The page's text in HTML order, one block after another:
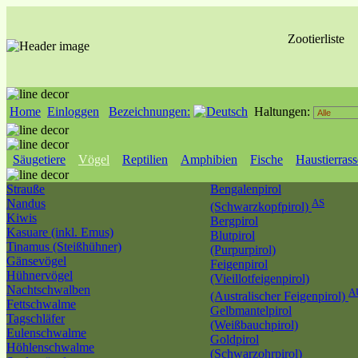
Zootierliste
Home Einloggen Bezeichnungen: Haltungen:
Säugetiere Vögel Reptilien Amphibien Fische
Strauße
Nandus
Kiwis
Kasuare (inkl. Emus)
Tinamus (Steißhühner)
Gänsevögel
Hühnervögel
Nachtschwalben
Fettschwalme
Tagschläfer
Eulenschwalme
Höhlenschwalme
Bengalenpirol
(Schwarzkopfpirol) AS
Bergpirol
Blutpirol
(Purpurpirol)
Feigenpirol
(Vieillotfeigenpirol)
(Australischer Feigenpirol)
Gelbmantelpirol
(Weißbauchpirol)
Goldpirol
(Schwarzohrpirol)